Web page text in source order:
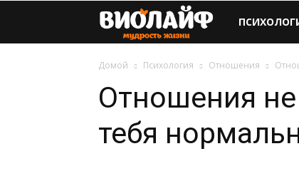
Виолайф
Домой Психология Отношения
Отношения
тебя